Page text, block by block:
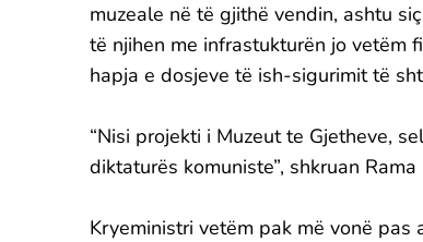
muzeale në të gjithë vendin, ashtu
të njihen me infrastukturën jo vetëm
hapja e dosjeve të ish-sigurimit të
“Nisi projekti i Muzeut te Gjetheve,
diktaturës komuniste”, shkruan Rama
Kryeministri vetëm pak më vonë